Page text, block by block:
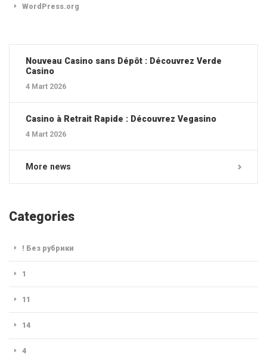
WordPress.org
Nouveau Casino sans Dépôt : Découvrez Verde
Casino
4 Mart 2026
Casino à Retrait Rapide : Découvrez Vegasino
4 Mart 2026
More news
Categories
! Без рубрики
1
11
14
4